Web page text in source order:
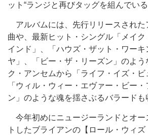
ット“ランジと再びタッグを組んでいる
アルバムには、先行リリースされた
曲や、最新ヒット・シングル「メイ
インド」、「ハウズ・ザット・ワーキ
ヤ」、「ビー・ザ・リーズン」のよう
ク・アンセムから「ライフ・イズ・
「ウィル・ウィー・エヴァー・ビー
ン」のような魂を揺さぶるバラードも
今年初めにニュージーランドとオー
トしたブライアンの【ロール・ウィ